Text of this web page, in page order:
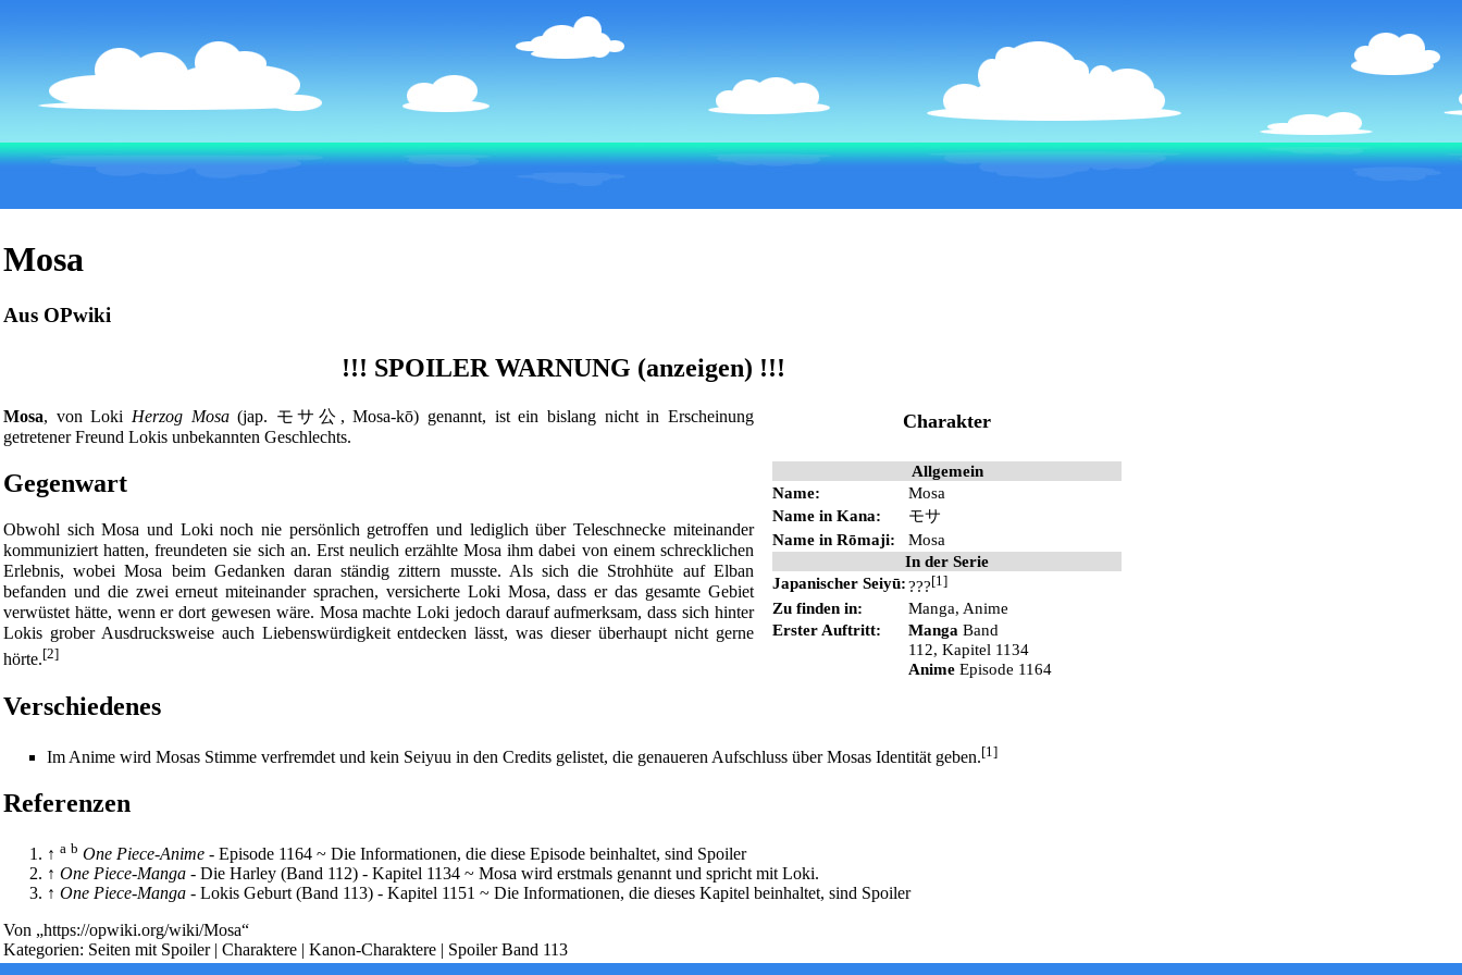
Mosa
Aus OPwiki
!!! SPOILER WARNUNG (anzeigen) !!!
Charakter
Allgemein
Name:
Mosa
Name in Kana:
モサ
Name in Rōmaji:
Mosa
In der Serie
Japanischer Seiyū:???[1]
Zu finden in: Manga, Anime
Erster Auftritt:
Manga Band
112, Kapitel 1134
Anime Episode 1164
Mosa, vonLoki Herzog Mosa(jap. モサ公, Mosa-kō) genannt, ist ein bislang nicht in Erscheinung
getretener Freund Lokis unbekannten Geschlechts.
Gegenwart
Obwohl sich Mosa und Loki noch nie persönlich getroffen und lediglich überTeleschnecke miteinander
kommuniziert hatten, freundeten sie sich an. Erst neulich erzählte Mosa ihm dabei von einem schrecklichen
Erlebnis, wobei Mosa beim Gedanken daran ständig zittern musste. Als sich die Strohhüte auf Elban
befanden und die zwei erneut miteinander sprachen, versicherte Loki Mosa, dass er das gesamte Gebiet
verwüstet hätte, wenn er dort gewesen wäre. Mosa machte Loki jedoch darauf aufmerksam, dass sich hinter
Lokis grober Ausdrucksweise auch Liebenswürdigkeit entdecken lässt, was dieser überhaupt nicht gerne
hörte.[2]
Verschiedenes
Im Anime wird Mosas Stimme verfremdet und kein Seiyuu in den Credits gelistet, die genaueren Aufschluss über Mosas Identität geben.[1]
Referenzen
↑ a b One Piece-Anime - Episode 1164 ~ Die Informationen, die diese Episode beinhaltet, sind Spoiler
↑ One Piece-Manga - Die Harley (Band 112) - Kapitel 1134 ~ Mosa wird erstmals genannt und spricht mit Loki.
↑ One Piece-Manga - Lokis Geburt (Band 113) - Kapitel 1151 ~ Die Informationen, die dieses Kapitel beinhaltet, sind Spoiler
Von „https://opwiki.org/wiki/Mosa“
Kategorien: Seiten mit Spoiler| Charaktere | Kanon-Charaktere | Spoiler Band 113
Datenschutz-Optionen